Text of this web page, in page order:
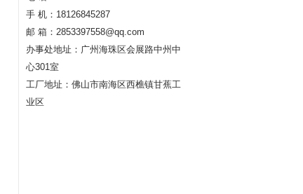
手 机：18126845287
邮 箱：2853397558@qq.com
办事处地址：广州海珠区会展路中州中
心301室
工厂地址：佛山市南海区西樵镇甘蕉工
业区